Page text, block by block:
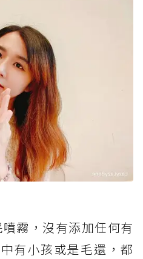
霧，沒有添加任何有
有小孩或是毛還，都